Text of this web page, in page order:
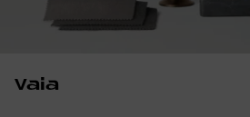
Vaia